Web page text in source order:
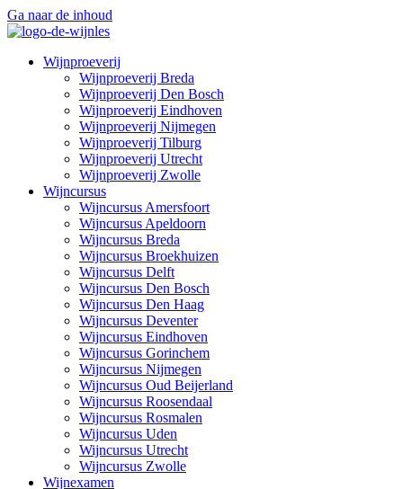
Ga naar de inhoud
Wijnproeverij
Wijnproeverij Breda
Wijnproeverij Den Bosch
Wijnproeverij Eindhoven
Wijnproeverij Nijmegen
Wijnproeverij Tilburg
Wijnproeverij Utrecht
Wijnproeverij Zwolle
Wijncursus
Wijncursus Amersfoort
Wijncursus Apeldoorn
Wijncursus Breda
Wijncursus Broekhuizen
Wijncursus Delft
Wijncursus Den Bosch
Wijncursus Den Haag
Wijncursus Deventer
Wijncursus Eindhoven
Wijncursus Gorinchem
Wijncursus Nijmegen
Wijncursus Oud Beijerland
Wijncursus Roosendaal
Wijncursus Rosmalen
Wijncursus Uden
Wijncursus Utrecht
Wijncursus Zwolle
Wijnexamen